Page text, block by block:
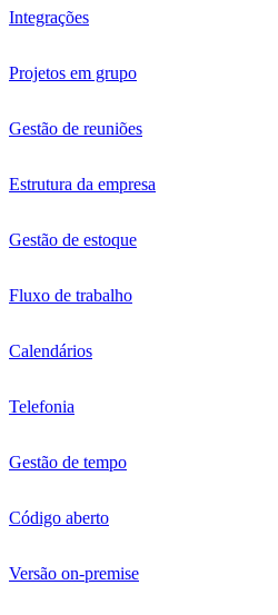
Integrações
Projetos em grupo
Gestão de reuniões
Estrutura da empresa
Gestão de estoque
Fluxo de trabalho
Calendários
Telefonia
Gestão de tempo
Código aberto
Versão on-premise